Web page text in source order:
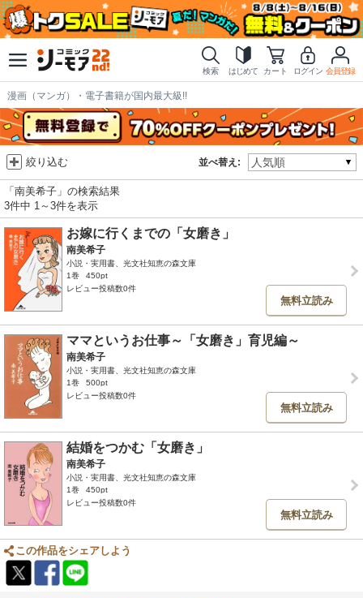
検索 はじめて カート ログイン 会員登録
漫画（マンガ）・電子書籍が国内最大級!!
並べ替え:
絞り込む
「南美希子」の検索結果
3件中 1～3件を表示
お嫁に行くまでの「女磨き」
南美希子
小説・実用書、光文社知恵の森文庫
1巻
450pt
レビュー投稿数0件
無料立読み
ママというお仕事～「女磨き」育児編～
南美希子
小説・実用書、光文社知恵の森文庫
1巻
500pt
レビュー投稿数0件
無料立読み
結婚をつかむ「女磨き」
南美希子
小説・実用書、光文社知恵の森文庫
1巻
450pt
レビュー投稿数0件
無料立読み
この作品をシェアしよう